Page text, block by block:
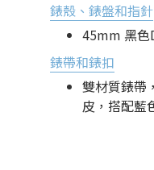
錶殼、錶盤和指針
45mm 黑色
錶帶和錶扣
雙材質錶帶
皮，搭配藍